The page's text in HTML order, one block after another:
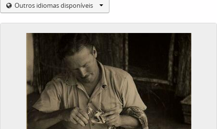
Outros idiomas disponíveis